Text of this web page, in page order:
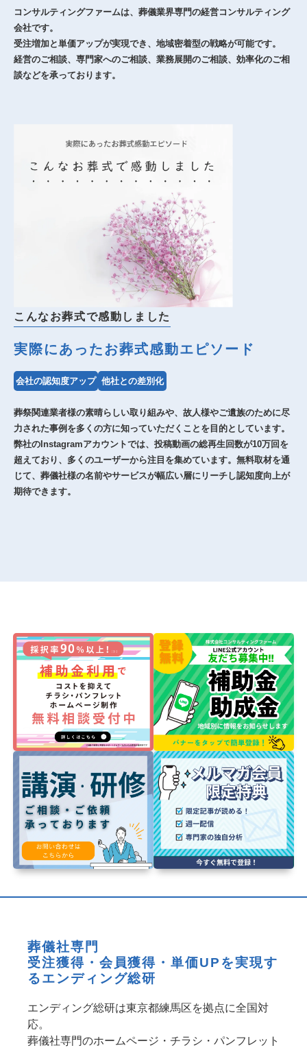
コンサルティングファームは、葬儀業界専門の経営コンサルティング
会社です。
受注増加と単価アップが実現でき、地域密着型の戦略が可能です。
経営のご相談、専門家へのご相談、業務展開のご相談、効率化のご相
談などを承っております。
こんなお葬式で感動しました
実際にあったお葬式感動エピソード
会社の認知度アップ 他社との差別化
葬祭関連業者様の素晴らしい取り組みや、故人様やご遺族のために尽
力された事例を多くの方に知っていただくことを目的としています。
弊社のInstagramアカウントでは、投稿動画の総再生回数が10万回を
超えており、多くのユーザーから注目を集めています。無料取材を通
じて、葬儀社様の名前やサービスが幅広い層にリーチし認知度向上が
期待できます。
葬儀社専門
受注獲得・会員獲得・単価UPを実現す
るエンディング総研
エンディング総研は東京都練馬区を拠点に全国対
応。
葬儀社専門のホームページ・チラシ・パンフレット